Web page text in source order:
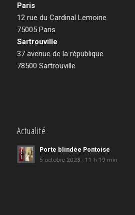
Paris
12 rue du Cardinal Lemoine
75005 Paris
Sartrouville
37 avenue de la république
78500 Sartrouville
Actualité
Porte blindée Pontoise
5 octobre 2023 - 11 h 19 min